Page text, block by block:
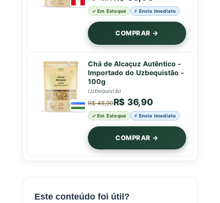
✓ Em Estoque ⚡ Envio Imediato
COMPRAR →
Chá de Alcaçuz Autêntico -
Importado do Uzbequistão -
100g
Uzbequistão
R$ 48,90R$ 36,90
✓ Em Estoque ⚡ Envio Imediato
COMPRAR →
Este conteúdo foi útil?